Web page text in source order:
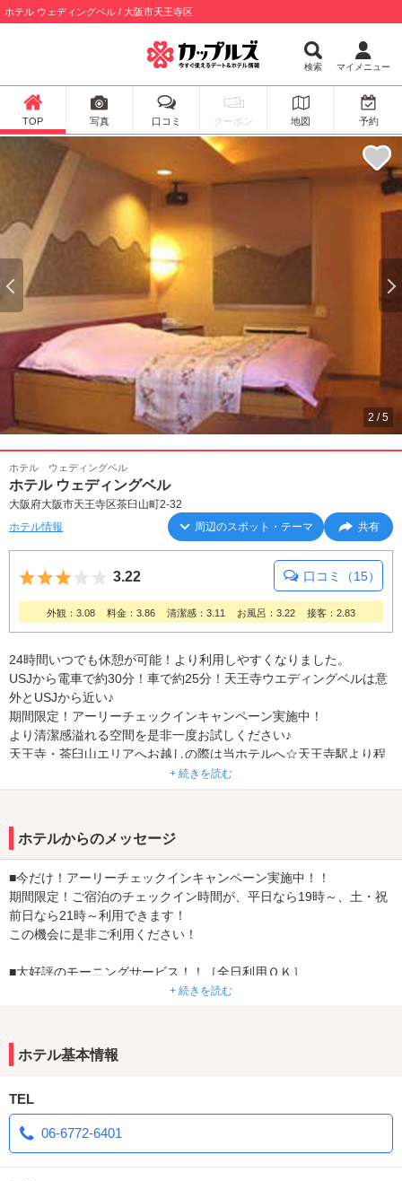
ホテル ウェディングベル / 大阪市天王寺区
検索 マイメニュー
TOP 写真 口コミ クーポン 地図 予約
2 /5
ホテル ウェディングベル
ホテル ウェディングベル
大阪府大阪市天王寺区茶臼山町2-32
ホテル情報
周辺のスポット・テーマ 共有
5つ星のうち3
3.22 口コミ（15）
外観：3.08 料金：3.86 清潔感：3.11 お風呂：3.22 接客：2.83
24時間いつでも休憩が可能！より利用しやすくなりました。
USJから電車で約30分！車で約25分！天王寺ウエディングベルは意
外とUSJから近い♪
期間限定！アーリーチェックインキャンペーン実施中！
より清潔感溢れる空間を是非一度お試しください♪
天王寺・茶臼山エリアへお越しの際は当ホテルへ☆天王寺駅より程
近い好立地にたたずむ白亜の館。いつも清潔に使ってもらうため
に、徹底した清掃が心がけられているので安心して利用する事がで
さらに、利用者全員にビールor酎ハイorソフトドリンクのサービス
があるのも嬉しい。いたる所にホスピタリティを感じさせるホテル
+ 続きを読む
ホテルからのメッセージ
■今だけ！アーリーチェックインキャンペーン実施中！！
期間限定！ご宿泊のチェックイン時間が、平日なら19時～、土・祝
前日なら21時～利用できます！
この機会に是非ご利用ください！
■大好評のモーニングサービス！！［全日利用ＯＫ］
宿泊でご利用のお客様に洋食のモーニングサービス（無料）をご用
意しております。
ご連絡下さい。
天王寺駅よりすぐの利便性の高いホテルです。
+ 続きを読む
ホテル基本情報
TEL
06-6772-6401